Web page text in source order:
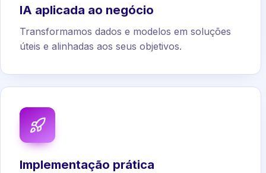
IA aplicada ao negócio
Transformamos dados e modelos em soluções
úteis e alinhadas aos seus objetivos.
Implementação prática